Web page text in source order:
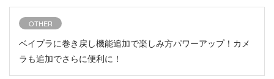
OTHER
ベイプラに巻き戻し機能追加で楽しみ方パワーアップ！カメ
ラも追加でさらに便利に！